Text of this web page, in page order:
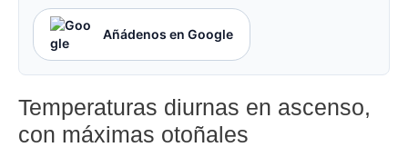
Añádenos en Google
Temperaturas diurnas en ascenso,
con máximas otoñales